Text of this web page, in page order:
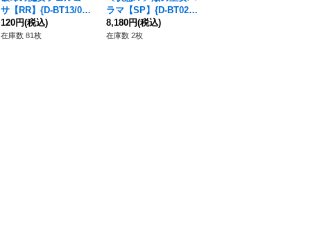
サ【RR】{D-BT13/03
0}《ケテルサンクチュ
アリ》
120円(税込)
在庫数 81枚
ラマ【SP】{D-BT02/S
P26}《ドラゴンエンパ
イア》
8,180円(税込)
在庫数 2枚